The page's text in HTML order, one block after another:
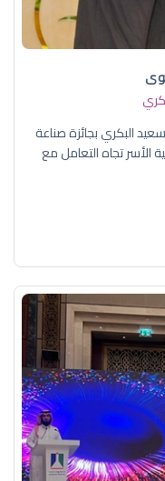
البكري بجائزة صناعة
الأسر تجاه التعامل مع